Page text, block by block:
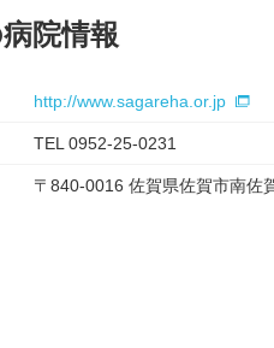
院情報
http://www.sagareha.or.jp
TEL 0952-25-0231
〒840-0016 佐賀県佐賀市南佐